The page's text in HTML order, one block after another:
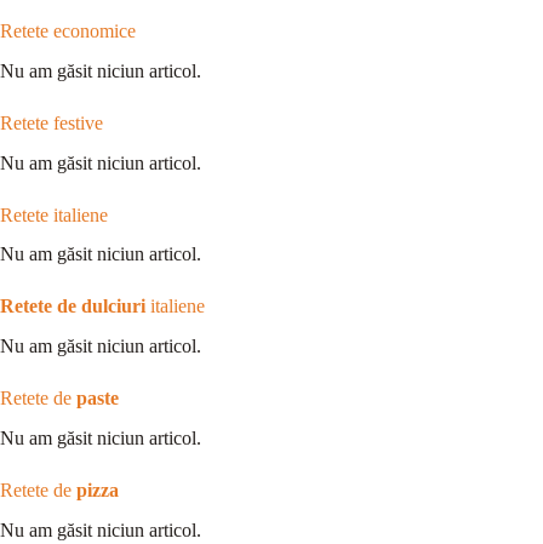
Retete economice
Nu am găsit niciun articol.
Retete festive
Nu am găsit niciun articol.
Retete italiene
Nu am găsit niciun articol.
Retete de dulciuriitaliene
Nu am găsit niciun articol.
Retete de paste
Nu am găsit niciun articol.
Retete de pizza
Nu am găsit niciun articol.